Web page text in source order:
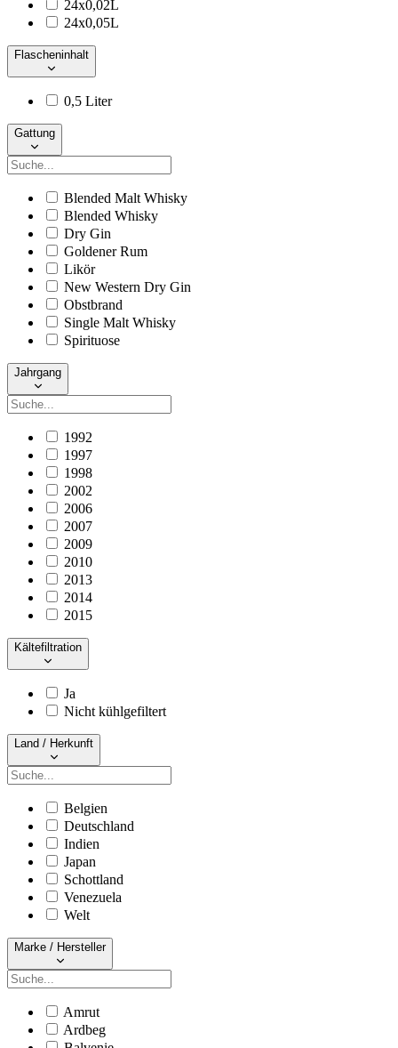
24x0,02L
24x0,05L
Flascheninhalt
0,5 Liter
Gattung
Blended Malt Whisky
Blended Whisky
Dry Gin
Goldener Rum
Likör
New Western Dry Gin
Obstbrand
Single Malt Whisky
Spirituose
Jahrgang
1992
1997
1998
2002
2006
2007
2009
2010
2013
2014
2015
Kältefiltration
Ja
Nicht kühlgefiltert
Land / Herkunft
Belgien
Deutschland
Indien
Japan
Schottland
Venezuela
Welt
Marke / Hersteller
Amrut
Ardbeg